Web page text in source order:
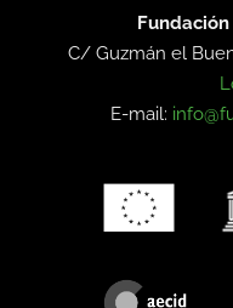
C/ Guzmán el
E-mail: